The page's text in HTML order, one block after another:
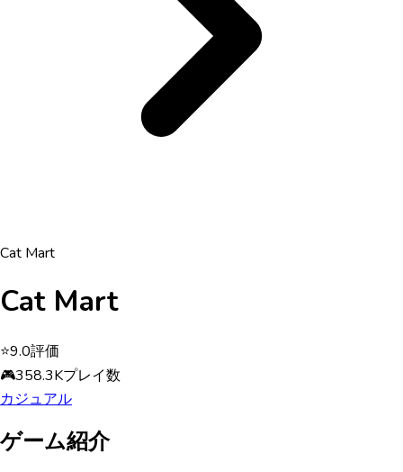
Cat Mart
Cat Mart
⭐9.0評価
🎮358.3Kプレイ数
カジュアル
ゲーム紹介